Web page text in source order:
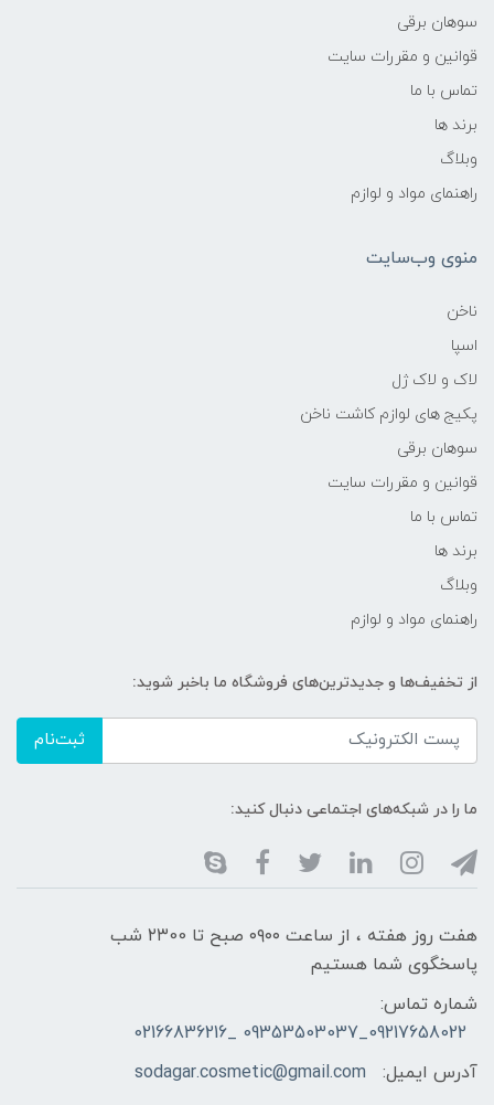
سوهان برقی
قوانین و مقررات سایت
تماس با ما
برند ها
وبلاگ
راهنمای مواد و لوازم
منوی وب‌سایت
ناخن
اسپا
لاک و لاک ژل
پکیج های لوازم کاشت ناخن
سوهان برقی
قوانین و مقررات سایت
تماس با ما
برند ها
وبلاگ
راهنمای مواد و لوازم
از تخفیف‌ها و جدیدترین‌های فروشگاه ما باخبر شوید:
ثبت‌نام
ما را در شبکه‌های اجتماعی دنبال کنید:
هفت روز هفته ، از ساعت ۰۹۰۰ صبح تا ۲۳00 شب
پاسخگوی شما هستیم
شماره تماس:
09217658022_09353503037 _02166836216
آدرس ایمیل:
sodagar.cosmetic@gmail.com